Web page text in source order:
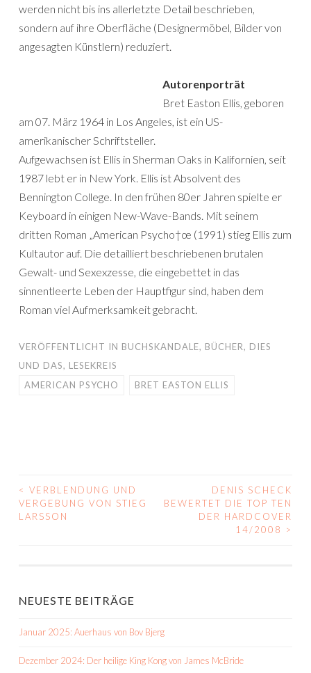
werden nicht bis ins allerletzte Detail beschrieben,
sondern auf ihre Oberfläche (Designermöbel, Bilder von
angesagten Künstlern) reduziert.
Autorenporträt
Bret Easton Ellis, geboren
am 07. März 1964 in Los Angeles, ist ein US-
amerikanischer Schriftsteller.
Aufgewachsen ist Ellis in Sherman Oaks in Kalifornien, seit
1987 lebt er in New York. Ellis ist Absolvent des
Bennington College. In den frühen 80er Jahren spielte er
Keyboard in einigen New-Wave-Bands. Mit seinem
dritten Roman „American Psycho†œ (1991) stieg Ellis zum
Kultautor auf. Die detailliert beschriebenen brutalen
Gewalt- und Sexexzesse, die eingebettet in das
sinnentleerte Leben der Hauptfigur sind, haben dem
Roman viel Aufmerksamkeit gebracht.
VERÖFFENTLICHT IN BUCHSKANDALE, BÜCHER, DIES
UND DAS, LESEKREIS
AMERICAN PSYCHO
BRET EASTON ELLIS
BEITRAGS-
NAVIGATION
< VERBLENDUNG UND
VERGEBUNG VON STIEG
LARSSON
DENIS SCHECK
BEWERTET DIE TOP TEN
DER HARDCOVER
14/2008
>
NEUESTE BEITRÄGE
Januar 2025: Auerhaus von Bov Bjerg
Dezember 2024: Der heilige King Kong von James McBride